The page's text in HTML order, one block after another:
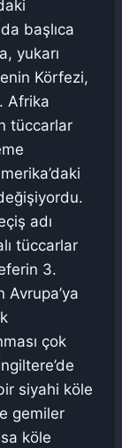
başlıca
yukarı
Körfezi,
Afrika
tüccarlar
adı
tüccarlar
3.
Avrupa’ya
çok
siyahi köle
gemiler
köle